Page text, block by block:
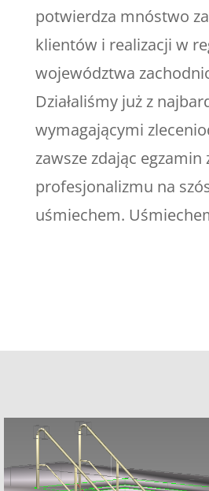
potwierdza mnóstwo
klientów i realizacji w
województwa
Działaliśmy już z
wymagającymi
zawsze zdając egzamin
profesjonalizmu na
uśmiechem.